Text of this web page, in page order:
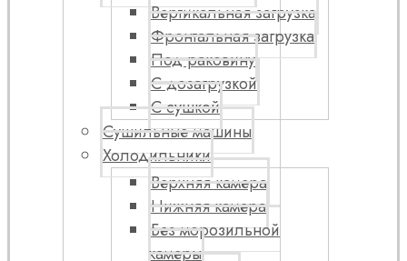
Вертикальная загрузка
Фронтальная загрузка
Под раковину
С дозагрузкой
С сушкой
Сушильные машины
Холодильники
Верхняя камера
Нижняя камера
Без морозильной
камеры